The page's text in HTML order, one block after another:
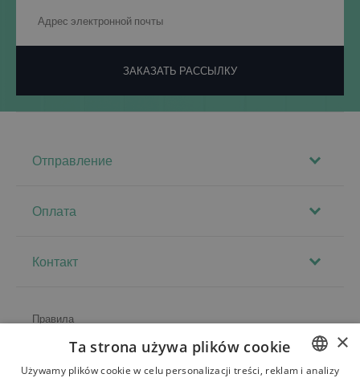
ЗАКАЗАТЬ РАССЫЛКУ
Отправление
Оплата
Контакт
Правила
О магазине
Доставка
×
Ta strona używa plików cookie
Używamy plików cookie w celu personalizacji treści, reklam i analizy